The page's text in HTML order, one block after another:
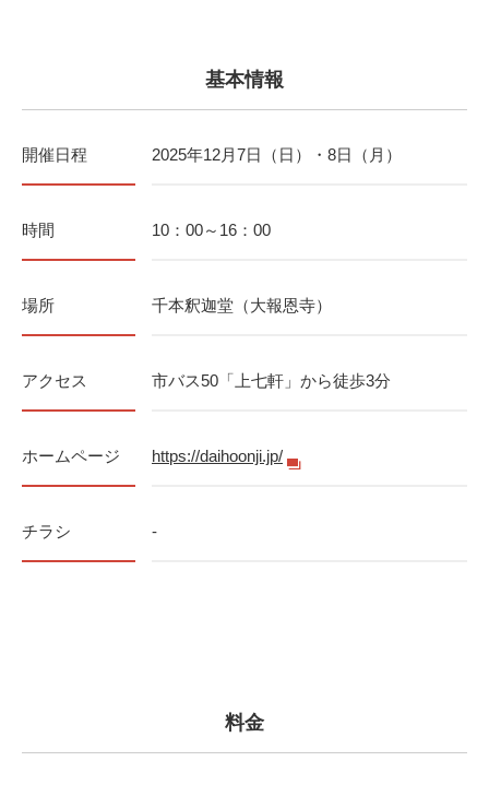
基本情報
開催日程 2025年12月7日（日）・8日（月）
時間 10：00～16：00
場所 千本釈迦堂（大報恩寺）
アクセス 市バス50「上七軒」から徒歩3分
ホームページ https://daihoonji.jp/
チラシ -
料金